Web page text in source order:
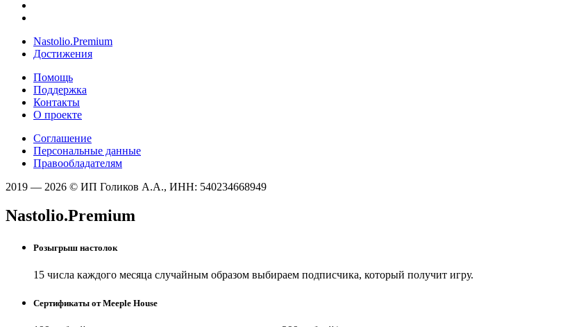
Nastolio.Premium
Достижения
Помощь
Поддержка
Контакты
О проекте
Соглашение
Персональные данные
Правообладателям
2019 — 2026 © ИП Голиков А.А., ИНН: 540234668949
Nastolio.Premium
Розыгрыш настолок
15 числа каждого месяца случайным образом выбираем подписчика, который получит игру.
Сертификаты от Meeple House